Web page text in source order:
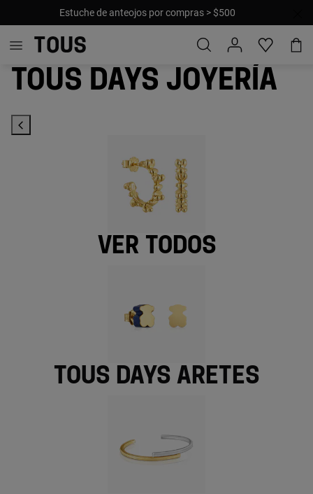
Estuche de anteojos por compras > $500
TOUS Days joyería
Ver todos
TOUS Days aretes